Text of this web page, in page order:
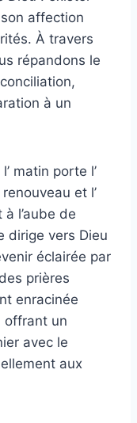
affection
À travers
répandons le
à un
matin porte l’
et l’
l’aube de
dirige vers Dieu
éclairée par
prières
enracinée
offrant un
avec le
aux